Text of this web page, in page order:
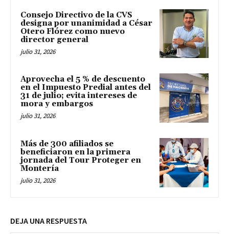
Consejo Directivo de la CVS
designa por unanimidad a César
Otero Flórez como nuevo
director general
julio 31, 2026
Aprovecha el 5 % de descuento
en el Impuesto Predial antes del
31 de julio; evita intereses de
mora y embargos
julio 31, 2026
Más de 300 afiliados se
beneficiaron en la primera
jornada del Tour Proteger en
Montería
julio 31, 2026
DEJA UNA RESPUESTA